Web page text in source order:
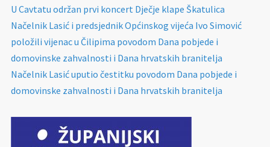
U Cavtatu održan prvi koncert Dječje klape Škatulica
Načelnik Lasić i predsjednik Općinskog vijeća Ivo Simović
položili vijenac u Čilipima povodom Dana pobjede i
domovinske zahvalnosti i Dana hrvatskih branitelja
Načelnik Lasić uputio čestitku povodom Dana pobjede i
domovinske zahvalnosti i Dana hrvatskih branitelja